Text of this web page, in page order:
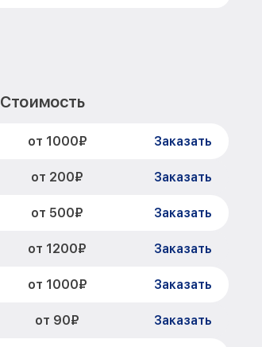
Стоимость
от 1000₽ Заказать
от 200₽ Заказать
от 500₽ Заказать
от 1200₽ Заказать
от 1000₽ Заказать
от 90₽ Заказать